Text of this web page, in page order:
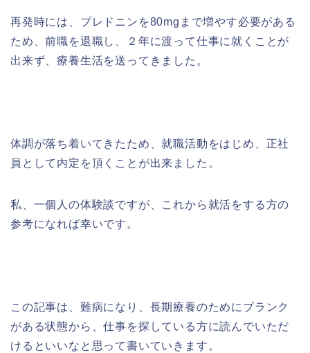
再発時には、プレドニンを80mgまで増やす必要がある
ため、前職を退職し、２年に渡って仕事に就くことが
出来ず、療養生活を送ってきました。
体調が落ち着いてきたため、就職活動をはじめ、正社
員として内定を頂くことが出来ました。
私、一個人の体験談ですが、これから就活をする方の
参考になれば幸いです。
この記事は、難病になり、長期療養のためにブランク
がある状態から、仕事を探している方に読んでいただ
けるといいなと思って書いていきます。